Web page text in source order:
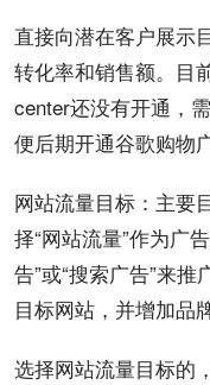
直接向潜在客户展示
转化率和销售额。目
center还没有开通，
便后期开通谷歌购物
网站流量目标：主要
择“网站流量”作为广
告”或“搜索广告”来
目标网站，并增加品
选择网站流量目标的